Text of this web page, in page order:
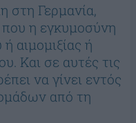
στη Γερμανία,
η εγκυμοσύνη
αιμομιξίας ή
Και σε αυτές τις
να γίνει εντός
από τη